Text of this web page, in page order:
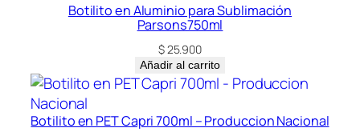
Botilito en Aluminio para Sublimación
Parsons750ml
$25.900
Añadir al carrito
Botilito en PET Capri 700ml – Produccion Nacional